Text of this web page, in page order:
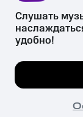
психотропных
их незаконный
© 2026 ООО
Все права
Мы
Слушать
удобно!